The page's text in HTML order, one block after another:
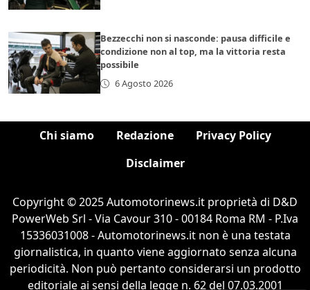
Bezzecchi non si nasconde: pausa difficile e
condizione non al top, ma la vittoria resta
possibile
6 Agosto 2026
Chi siamo Redazione
Privacy Policy
Disclaimer
Copyright © 2025 Automotorinews.it proprietà di D&D
PowerWeb Srl - Via Cavour 310 - 00184 Roma RM - P.Iva
15336031008 - Automotorinews.it non è una testata
giornalistica, in quanto viene aggiornato senza alcuna
periodicità. Non può pertanto considerarsi un prodotto
editoriale ai sensi della legge n. 62 del 07.03.2001